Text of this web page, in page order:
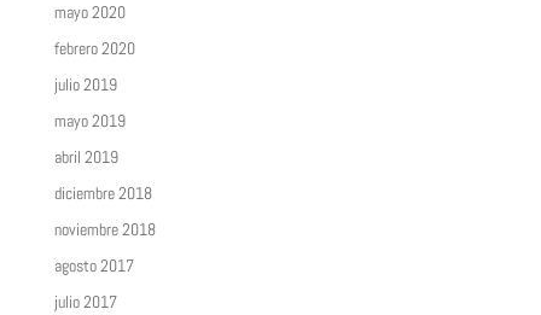
mayo 2020
febrero 2020
julio 2019
mayo 2019
abril 2019
diciembre 2018
noviembre 2018
agosto 2017
julio 2017